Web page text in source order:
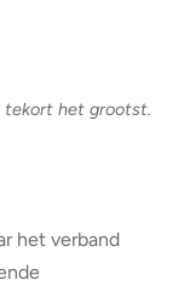
tekort het grootst.
het verband